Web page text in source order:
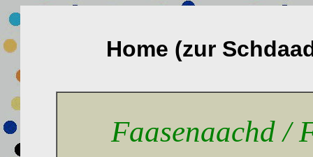
Home (zur
Faasenaachd /